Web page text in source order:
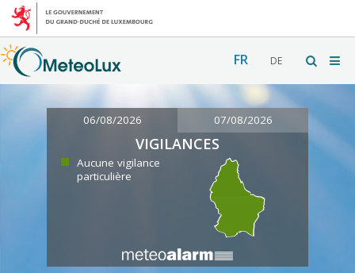
FR DE
06/08/2026 07/08/2026
VIGILANCES
Aucune vigilance
particulière